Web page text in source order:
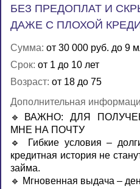
БЕЗ ПРЕДОПЛАТ И
ДАЖЕ С ПЛОХОЙ
Сумма: от 30 000 руб. до 9
Срок: от 1 до 10 лет
Возраст: от 18 до 75
Дополнительная
🔹ВАЖНО: ДЛЯ
МНЕ НА ПОЧТУ
🔹 Гибкие условия –
кредитная история не
займа.
🔹 Мгновенная выдача –